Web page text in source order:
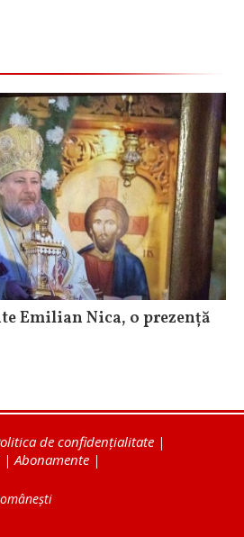
Emilian Nica, o prezență
de confidențialitate |
| Abonamente |